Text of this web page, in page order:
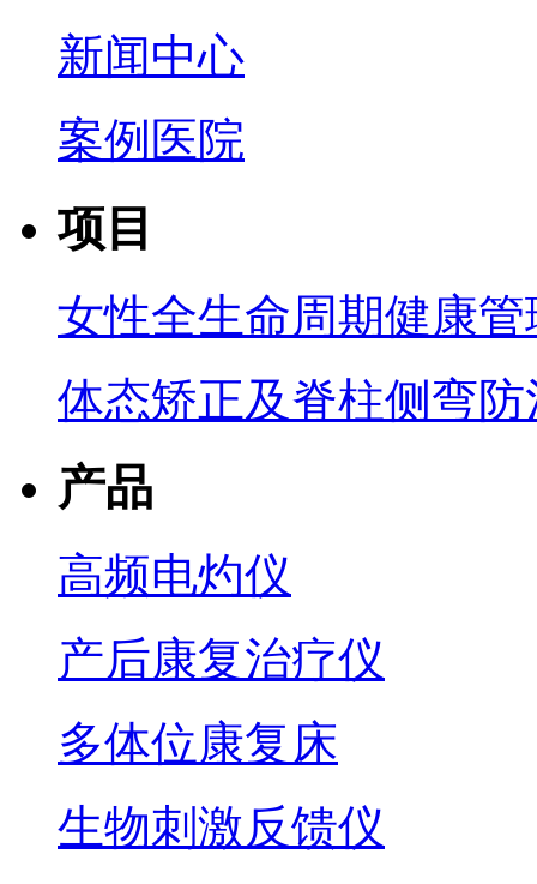
新闻中心
案例医院
项目
女性全生命周期健康管
体态矫正及脊柱侧弯防
产品
高频电灼仪
产后康复治疗仪
多体位康复床
生物刺激反馈仪